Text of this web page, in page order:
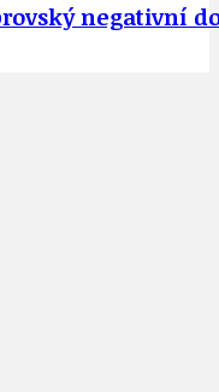
negativní